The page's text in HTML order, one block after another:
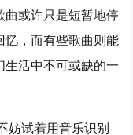
曲或许只是短暂地停
忆，而有些歌曲则能
活中不可或缺的一
妨试着用音乐识别